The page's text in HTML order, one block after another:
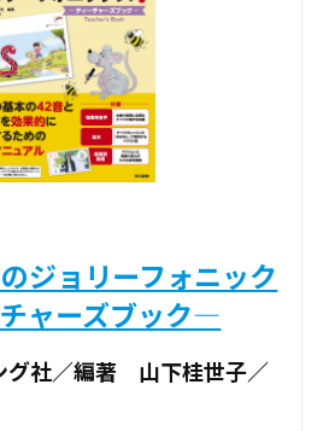
ジョリーフォニック
ャーズブック―
グ社／編著 山下桂世子／